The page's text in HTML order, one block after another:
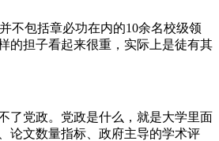
不包括章必功在内的10余名校级领
的担子看起来很重，实际上是徒有其
了党政。党政是什么，就是大学里面
论文数量指标、政府主导的学术评